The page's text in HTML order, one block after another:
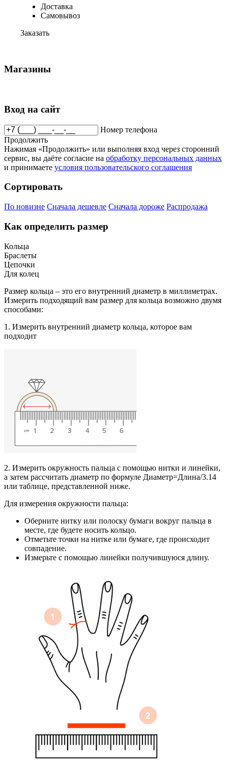
Доставка
Самовывоз
Заказать
Магазины
Вход на сайт
Номер телефона
Продолжить
Нажимая «Продолжить» или выполняя вход через сторонний
сервис, вы даёте согласие на обработку персональных данных
и принимаете условия пользовательского соглашения
Сортировать
По новизне Сначала дешевле Сначала дороже Распродажа
Как определить размер
Кольца
Браслеты
Цепочки
Для колец
Размер кольца – это его внутренний диаметр в миллиметрах.
Измерить подходящий вам размер для кольца возможно двумя
способами:
1. Измерить внутренний диаметр кольца, которое вам
подходит
2. Измерить окружность пальца с помощью нитки и линейки,
а затем рассчитать диаметр по формуле Диаметр=Длина/3.14
или таблице, представленной ниже.
Для измерения окружности пальца:
Оберните нитку или полоску бумаги вокруг пальца в
месте, где будете носить кольцо.
Отметьте точки на нитке или бумаге, где происходит
совпадение.
Измерьте с помощью линейки получившуюся длину.